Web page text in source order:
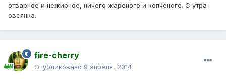
отварное и нежирное, ничего жареного и копченого. С утра
овсянка.
fire-cherry
Опубликовано 9 апреля, 2014